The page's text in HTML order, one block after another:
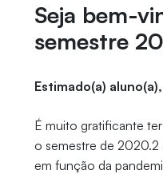
Seja bem-
semestre
Estimado(a) aluno(a),
É muito gratificante
o semestre de 2020.2
em função da